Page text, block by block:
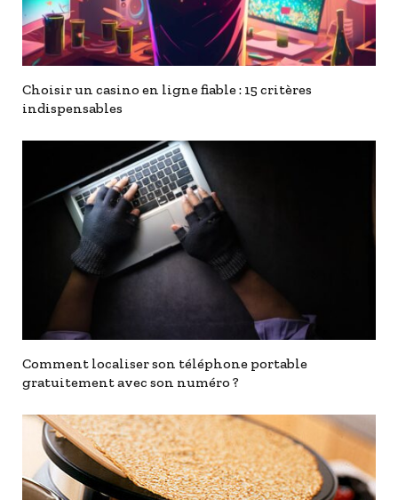
Choisir un casino en ligne fiable : 15 critères
indispensables
Comment localiser son téléphone portable
gratuitement avec son numéro ?